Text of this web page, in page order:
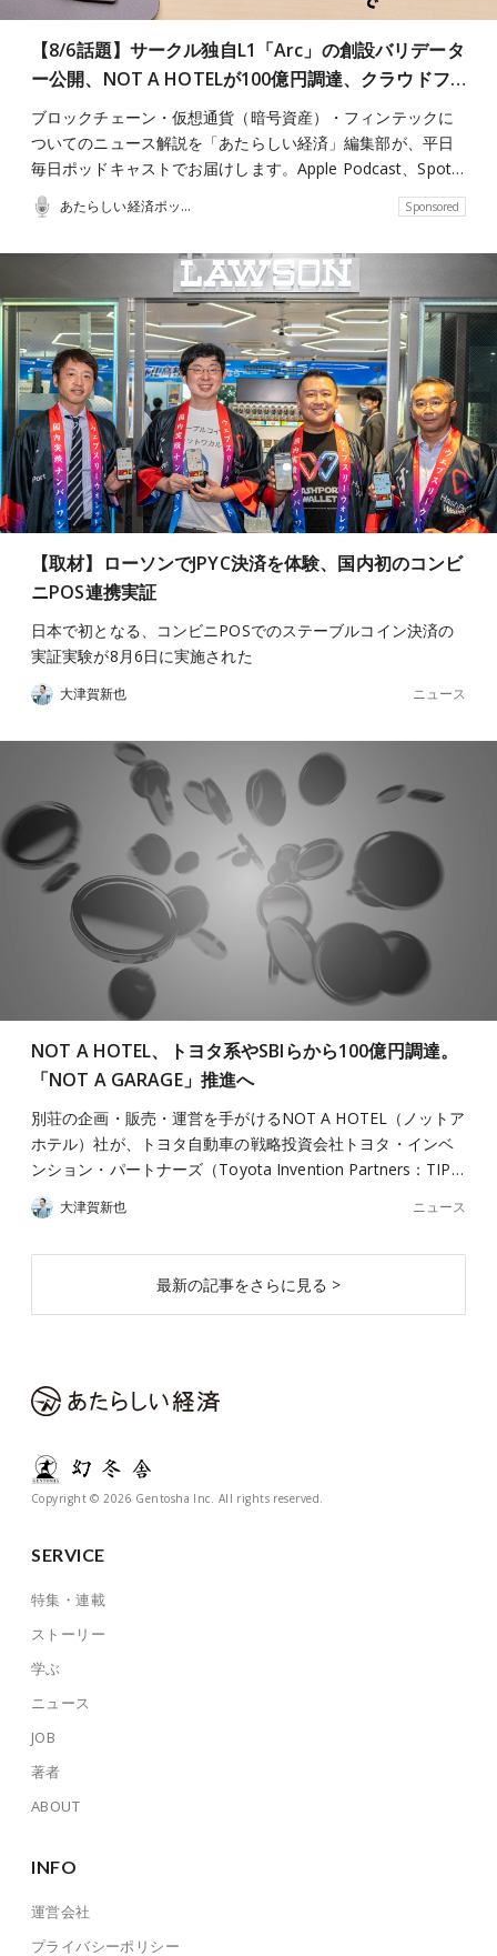
【8/6話題】サークル独自L1「Arc」の創設バリデータ
ー公開、NOT A HOTELが100億円調達、クラウドフ…
ブロックチェーン・仮想通貨（暗号資産）・フィンテックに
ついてのニュース解説を「あたらしい経済」編集部が、平日
毎日ポッドキャストでお届けします。Apple Podcast、Spot…
あたらしい経済ポッドキャスト Sponsored
【取材】ローソンでJPYC決済を体験、国内初のコンビ
ニPOS連携実証
日本で初となる、コンビニPOSでのステーブルコイン決済の
実証実験が8月6日に実施された
大津賀新也 ニュース
NOT A HOTEL、トヨタ系やSBIらから100億円調達。
「NOT A GARAGE」推進へ
別荘の企画・販売・運営を手がけるNOT A HOTEL（ノットア
ホテル）社が、トヨタ自動車の戦略投資会社トヨタ・インベ
ンション・パートナーズ（Toyota Invention Partners：TIP…
大津賀新也 ニュース
最新の記事をさらに見る >
Copyright © 2026 Gentosha Inc. All rights reserved.
SERVICE
特集・連載
ストーリー
学ぶ
ニュース
JOB
著者
ABOUT
INFO
運営会社
プライバシーポリシー